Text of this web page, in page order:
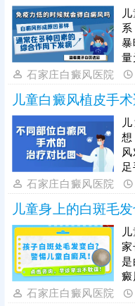
疗
量
能
石家庄白癜风医院
儿童白癜风植皮手
的
率
富
石家庄白癜风医院
儿童身上的白斑毛
癜
石家庄白癜风医院